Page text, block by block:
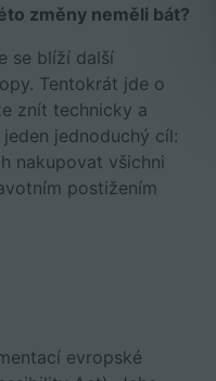
změny neměli bát?
se blíží další
Tentokrát jde o
znít technicky a
jednoduchý cíl:
nakupovat všichni
postižením
evropské